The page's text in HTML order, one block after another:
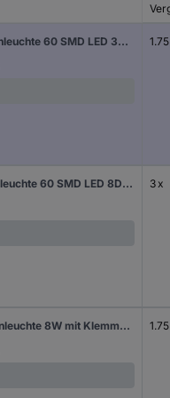
TOOLCRAFT TO-7173468 LED Lupenleuchte 60 SMD LED 3D 1.75X Vergrößerungsfaktor=1.75 x 12.7 cm 2021 Energieeffizienzklasse F (A - G)
TOOLCRAFT TO-7173471 LED Lupenleuchte 60 SMD LED 8D 3X Vergrößerungsfaktor=3 x 12.7 cm 2021 Energieeffizienzklasse F (A - G) 3 x
TOOLCRAFT TO-7173474 LED-Lupenleuchte 8W mit Klemmhalterung Vergrößerungsfaktor=1.75 x 12.7 cm 2021 Energieeffizienzklasse F (A - G)